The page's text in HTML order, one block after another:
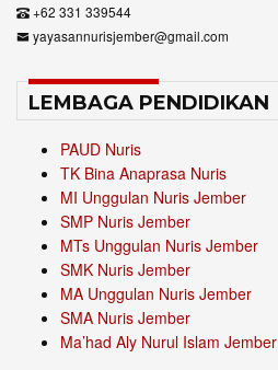
+62 331 339544
yayasannurisjember@gmail.com
LEMBAGA PENDIDIKAN
PAUD Nuris
TK Bina Anaprasa Nuris
MI Unggulan Nuris Jember
SMP Nuris Jember
MTs Unggulan Nuris Jember
SMK Nuris Jember
MA Unggulan Nuris Jember
SMA Nuris Jember
Ma’had Aly Nurul Islam Jember